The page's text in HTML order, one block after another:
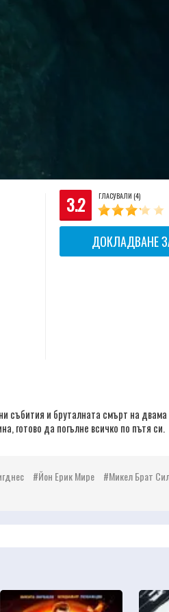
3.2 ГЛАСУВАЛИ (4)
ДОКЛАДВАНЕ
събития и бруталната смърт на
готово да погълне всичко по пътя си.
Йон Ерик Мире Микел Брат